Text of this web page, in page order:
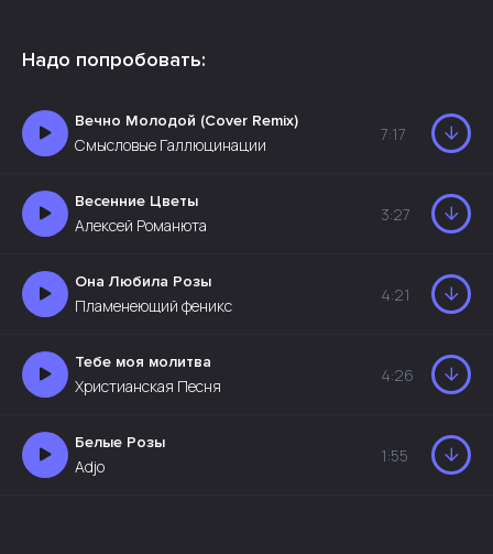
Надо попробовать:
Вечно Молодой (Cover Remix)
Смысловые Галлюцинации
7:17
Весенние Цветы
Алексей Романюта
3:27
Она Любила Розы
Пламенеющий феникс
4:21
Тебе моя молитва
Христианская Песня
4:26
Белые Розы
Adjo
1:55